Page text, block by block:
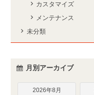
カスタマイズ
メンテナンス
未分類
月別アーカイブ
2026年8月